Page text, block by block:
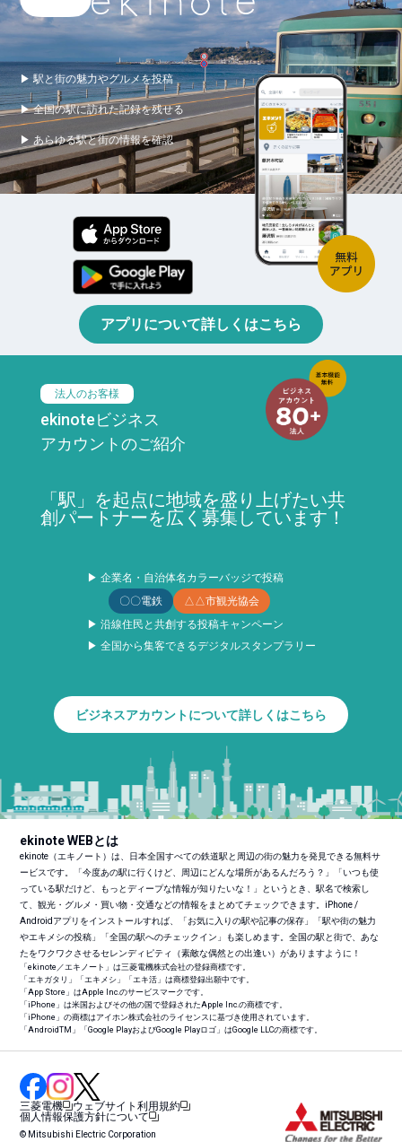
▶ 駅と街の魅力やグルメを投稿
▶ 全国の駅に訪れた記録を残せる
▶ あらゆる駅と街の情報を確認
アプリについて詳しくはこちら
法人のお客様
ekinoteビジネス
アカウントのご紹介
「駅」を起点に地域を盛り上げたい共
創パートナーを広く募集しています！
▶ 企業名・自治体名カラーバッジで投稿
〇〇電鉄
△△市観光協会
▶ 沿線住民と共創する投稿キャンペーン
▶ 全国から集客できるデジタルスタンプラリー
ビジネスアカウントについて詳しくはこちら
ekinote WEBとは
ekinote（エキノート）は、日本全国すべての鉄道駅と周辺の街の魅力を発見できる無料サ
ービスです。「今度あの駅に行くけど、周辺にどんな場所があるんだろう？」「いつも使
っている駅だけど、もっとディープな情報が知りたいな！」というとき、駅名で検索し
て、観光・グルメ・買い物・交通などの情報をまとめてチェックできます。iPhone /
Androidアプリをインストールすれば、「お気に入りの駅や記事の保存」「駅や街の魅力
やエキメシの投稿」「全国の駅へのチェックイン」も楽しめます。全国の駅と街で、あな
たをワクワクさせるセレンディピティ（素敵な偶然との出逢い）がありますように！
「ekinote／エキノート」は三菱電機株式会社の登録商標です。
「エキガタリ」「エキメシ」「エキ活」は商標登録出願中です。
「App Store」はApple Inc.のサービスマークです。
「iPhone」は米国およびその他の国で登録されたApple Inc.の商標です。
「iPhone」の商標はアイホン株式会社のライセンスに基づき使用されています。
「AndroidTM 」「Google PlayおよびGoogle Playロゴ」はGoogle LLCの商標です。
三菱電機
ウェブサイト利用規約
個人情報保護方針について
© Mitsubishi Electric Corporation